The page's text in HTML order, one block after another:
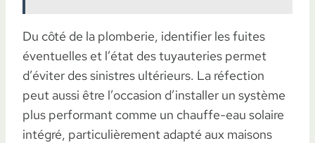
Du côté de la plomberie, identifier les fuites
éventuelles et l’état des tuyauteries permet
d’éviter des sinistres ultérieurs. La réfection
peut aussi être l’occasion d’installer un système
plus performant comme un chauffe-eau solaire
intégré, particulièrement adapté aux maisons